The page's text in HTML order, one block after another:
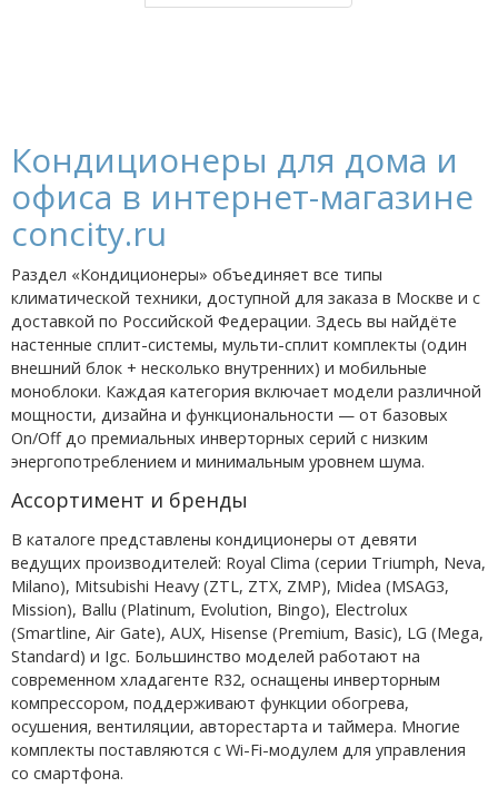
Кондиционеры для дома и
офиса в интернет-магазине
concity.ru
Раздел «Кондиционеры» объединяет все типы
климатической техники, доступной для заказа в Москве и с
доставкой по Российской Федерации. Здесь вы найдёте
настенные сплит-системы, мульти-сплит комплекты (один
внешний блок + несколько внутренних) и мобильные
моноблоки. Каждая категория включает модели различной
мощности, дизайна и функциональности — от базовых
On/Off до премиальных инверторных серий с низким
энергопотреблением и минимальным уровнем шума.
Ассортимент и бренды
В каталоге представлены кондиционеры от девяти
ведущих производителей: Royal Clima (серии Triumph, Neva,
Milano), Mitsubishi Heavy (ZTL, ZTX, ZMP), Midea (MSAG3,
Mission), Ballu (Platinum, Evolution, Bingo), Electrolux
(Smartline, Air Gate), AUX, Hisense (Premium, Basic), LG (Mega,
Standard) и Igc. Большинство моделей работают на
современном хладагенте R32, оснащены инверторным
компрессором, поддерживают функции обогрева,
осушения, вентиляции, авторестарта и таймера. Многие
комплекты поставляются с Wi-Fi-модулем для управления
со смартфона.